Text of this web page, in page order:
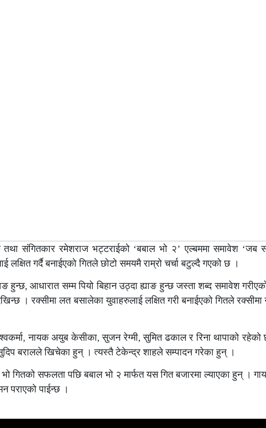
तथा संगितकार रमेशराज भट्टराईको ‘बबाल भो २’ एल्बममा समावेश ‘जब
लक्षित गर्दै बनाईएको गितले छोटो समयमै राम्रो चर्चा बटुल्दै गएको छ ।
हुन्छ, आधारात सम्म पियो बिहान उठ्दा ह्याङ हुन्छ जस्ता शब्द समावेश
। रक्सीमा लत बसालेका युवाहरुलाई लक्षित गरी बनाईएको गितले
नायक अयुब केसीका, सुजन रेग्मी, सुमित ढकाल र रिना थापाको रहेको
बरालले खिचेका हुन् । त्यस्तै टेकेन्द्र शाहले सम्पादन गरेका हुन् ।
गितको सफलता पछि बबाल भो २ मार्फत यस गित बजारमा ल्याएका हुन् ।
पराएको पाईन्छ ।